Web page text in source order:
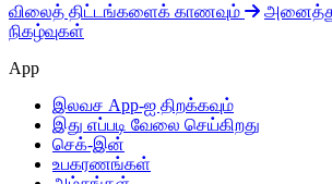
விலைத் திட்டங்களைக் காணவும்
நிகழ்வுகள்
App
இலவச App-ஐ திறக்கவும்
இது எப்படி வேலை செய்கிறது
செக்-இன்
உபகரணங்கள்